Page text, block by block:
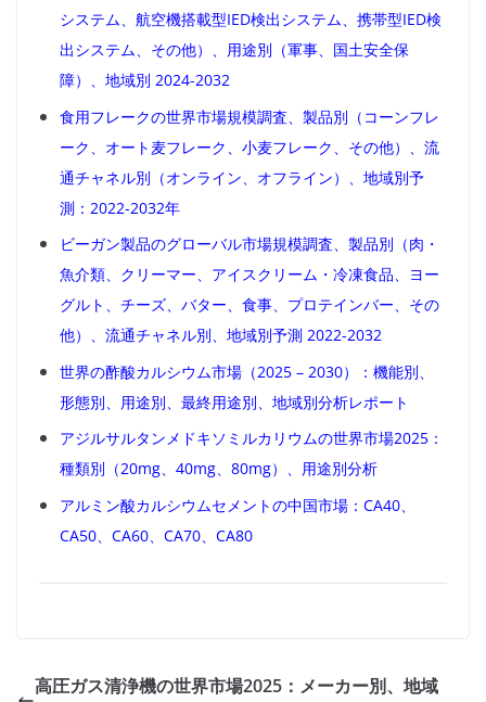
システム、航空機搭載型IED検出システム、携帯型IED検
出システム、その他）、用途別（軍事、国土安全保
障）、地域別 2024-2032
食用フレークの世界市場規模調査、製品別（コーンフレ
ーク、オート麦フレーク、小麦フレーク、その他）、流
通チャネル別（オンライン、オフライン）、地域別予
測：2022-2032年
ビーガン製品のグローバル市場規模調査、製品別（肉・
魚介類、クリーマー、アイスクリーム・冷凍食品、ヨー
グルト、チーズ、バター、食事、プロテインバー、その
他）、流通チャネル別、地域別予測 2022-2032
世界の酢酸カルシウム市場（2025 – 2030）：機能別、
形態別、用途別、最終用途別、地域別分析レポート
アジルサルタンメドキソミルカリウムの世界市場2025：
種類別（20mg、40mg、80mg）、用途別分析
アルミン酸カルシウムセメントの中国市場：CA40、
CA50、CA60、CA70、CA80
高圧ガス清浄機の世界市場2025：メーカー別、地域